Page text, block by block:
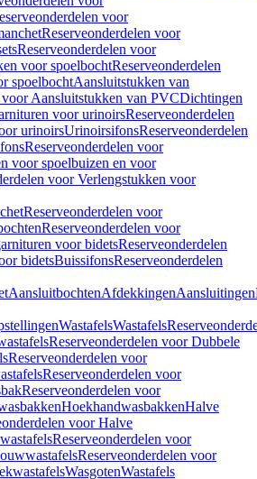
voor
Reserveonderdelen voor
Reserveonderdelen voor
voor spoelbochtReserveonderdelen
spoelbochtAansluitstukken van
voor Aansluitstukken van PVCDichtingen
voor urinoirsReserveonderdelen
urinoirsUrinoirsifonsReserveonderdelen
Reserveonderdelen voor
voor spoelbuizen en voor
voor Verlengstukken voor
Reserveonderdelen voor
Reserveonderdelen voor
voor bidetsReserveonderdelen
bidetsBuissifonsReserveonderdelen
AansluitbochtenAfdekkingenAansluitingen
WastafelsWastafels
Reserveonderdelen voor Dubbele
Reserveonderdelen voor
Reserveonderdelen voor
Reserveonderdelen voor
HoekhandwasbakkenHalve
voor Halve
Reserveonderdelen voor
Reserveonderdelen voor
WasgotenWastafels